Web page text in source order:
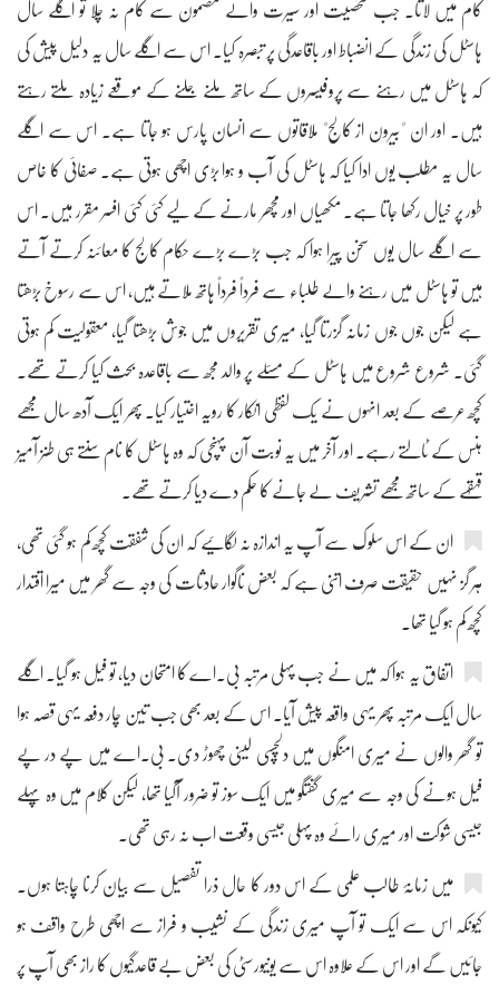
کام میں لاتا۔ جب شخصیت اور سیرت والے مضمون سے کام نہ چلا تو اگلے سال
ہاسٹل کی زندگی کے انضباط اور باقاعدگی پر تبصرہ کیا۔ اس سے اگلے سال یہ دلیل پیش کی
کہ ہاسٹل میں رہنے سے پروفیسروں کے ساتھ ملنے جلنے کے موقعے زیادہ ملتے رہتے
ہیں۔ اور ان "بیرون از کالج" ملاقاتوں سے انسان پارس ہو جاتا ہے۔ اس سے اگلے
سال یہ مطلب یوں ادا کیا کہ ہاسٹل کی آب و ہوا بڑی اچھی ہوتی ہے۔ صفائی کا خاص
طور پر خیال رکھا جاتا ہے۔ مکھیاں اور مچھر مارنے کے لیے کئی کئی افسر مقرر ہیں۔ اس
سے اگلے سال یوں سخن پیرا ہوا کہ جب بڑے بڑے حکام کالج کا معائنہ کرتے آتے
ہیں تو ہاسٹل میں رہنے والے طلباء سے فرداً فرداً ہاتھ ملاتے ہیں، اس سے رسوخ بڑھتا
ہے لیکن جوں جوں زمانہ گزرتا گیا، میری تقریروں میں جوش بڑھتا گیا، معقولیت کم ہوتی
گئی۔ شروع شروع میں ہاسٹل کے مسئلے پر والد مجھ سے باقاعدہ بحث کیا کرتے تھے۔
کچھ عرصے کے بعد انہوں نے یک لفظی انکار کا رویہ اختیار کیا۔ پھر ایک آدھ سال مجھے
ہنس کے ٹالتے رہے۔ اور آخر میں یہ نوبت آن پہنچی کہ وہ ہاسٹل کا نام سنتے ہی طنز آمیز
قہقہے کے ساتھ مجھے تشریف لے جانے کا حکم دے دیا کرتے تھے۔
ان کے اس سلوک سے آپ یہ اندازہ نہ لگائیے کہ ان کی شفقت کچھ کم ہو گئی تھی،
ہر گز نہیں حقیقت صرف اتنی ہے کہ بعض ناگوار حادثات کی وجہ سے گھر میں میرا اقتدار
کچھ کم ہو گیا تھا۔
اتفاق یہ ہوا کہ میں نے جب پہلی مرتبہ بی۔اے کا امتحان دیا، تو فیل ہو گیا۔ اگلے
سال ایک مرتبہ پھر یہی واقعہ پیش آیا۔ اس کے بعد بھی جب تین چار دفعہ یہی قصہ ہوا
تو گھر والوں نے میری امنگوں میں دلچسپی لینی چھوڑ دی۔ بی۔اے میں پے در پے
فیل ہونے کی وجہ سے میری گفتگو میں ایک سوز تو ضرور آگیا تھا، لیکن کلام میں وہ پہلے
جیسی شوکت اور میری رائے وہ پہلی جیسی وقعت اب نہ رہی تھی۔
میں زمانۂ طالب علمی کے اس دور کا حال ذرا تفصیل سے بیان کرنا چاہتا ہوں۔
کیونکہ اس سے ایک تو آپ میری زندگی کے نشیب و فراز سے اچھی طرح واقف ہو
جائیں گے اور اس کے علاوہ اس سے یونیورسٹی کی بعض بے قاعدگیوں کا راز بھی آپ پر